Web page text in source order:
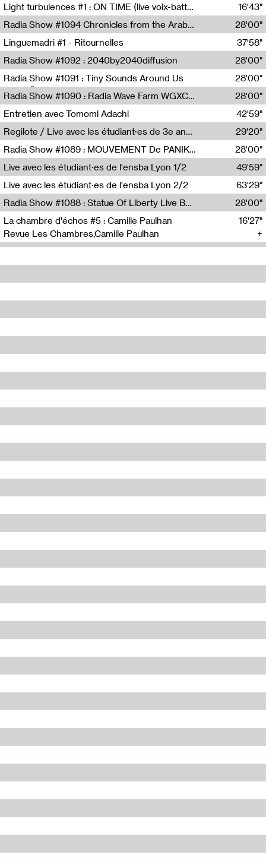
Light turbulences #1 : ON TIME (live voix-batterie) avec Jérôme Game & Jean-Michel Espitallier
Jérôme Game,Jean-Michel Espitallier
16'43"
Radia Show #1094 Chronicles from the Arab Cold War by Ghazi Barakat
Reboot.fm
28'00"
Linguemadri #1 - Ritournelles
Meris Angioletti
37'58"
Radia Show #1092 : 2040by2040diffusion
Diffusion FM
28'00"
Radia Show #1091 : Tiny Sounds Around Us
Radio Študent
28'00"
Radia Show #1090 : Radia Wave Farm WGXC Corey De Juan Sherrard Jr Startalk
Wave Farm
28'00"
Entretien avec Tomomi Adachi
Tomomi Adachi,Loraine Baud
42'59"
Regilote / Live avec les étudiant·es de 3e année de l'EMA
Nima Henryon,Athéna Noël,Amir Genillon,Ibourayane Ahmadi,Manelle Cherrih,Honorine Gibello,John Weeber,Manon Joseph
29'20"
Radia Show #1089 : MOUVEMENT De PANIK (Radio Panik)
Radio Panik
28'00"
Live avec les étudiant·es de l'ensba Lyon 1/2
49'59"
Live avec les étudiant·es de l'ensba Lyon 2/2
63'29"
Radia Show #1088 : Statue Of Liberty Live By Ed Baxter (Resonance)
Resonance
28'00"
La chambre d'échos #5 : Camille Paulhan
Revue Les Chambres,Camille Paulhan
16'27"